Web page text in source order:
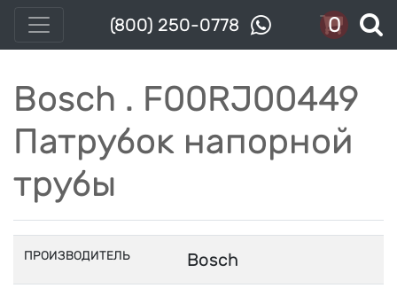
(800) 250-0778 0
Bosch . F00RJ00449
Патрубок напорной
трубы
ПРОИЗВОДИТЕЛЬ Bosch